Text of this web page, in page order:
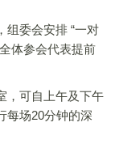
委会安排 “一对
体参会代表提前
可自上午及下午
每场20分钟的深